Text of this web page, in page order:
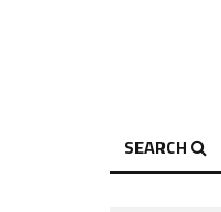
SEARCH